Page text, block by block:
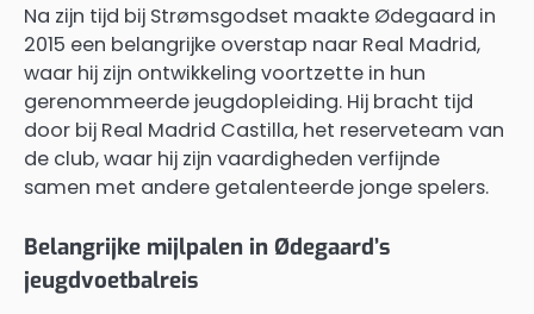
Na zijn tijd bij Strømsgodset maakte Ødegaard in
2015 een belangrijke overstap naar Real Madrid,
waar hij zijn ontwikkeling voortzette in hun
gerenommeerde jeugdopleiding. Hij bracht tijd
door bij Real Madrid Castilla, het reserveteam van
de club, waar hij zijn vaardigheden verfijnde
samen met andere getalenteerde jonge spelers.
Belangrijke mijlpalen in Ødegaard’s
jeugdvoetbalreis